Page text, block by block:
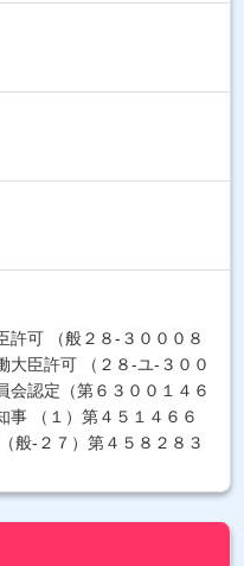
許可 （般２８-３０００８
大臣許可 （２８-ユ-３００
会認定（第６３００１４６
事 （１）第４５１４６６
般-２７）第４５８２８３